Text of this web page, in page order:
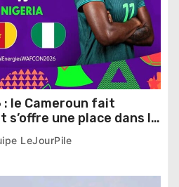
: le Cameroun fait
s’offre une place dans le
LeJourPile